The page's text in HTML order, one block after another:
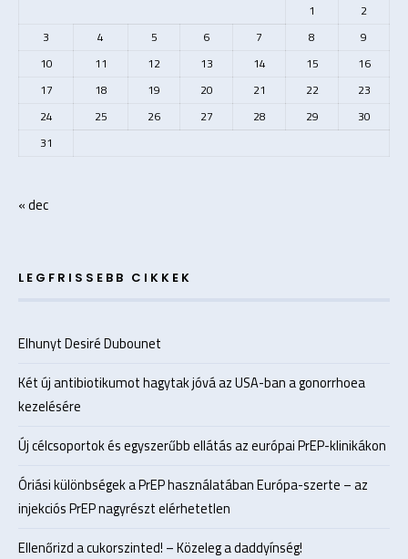
1
2
3
4 5 6 7 8
9
10
11 12 13 14 15
16
17
18 19 20 21 22
23
24
25 26 27 28 29
30
31
« dec
LEGFRISSEBB CIKKEK
Elhunyt Desiré Dubounet
Két új antibiotikumot hagytak jóvá az USA-ban a gonorrhoea
kezelésére
Új célcsoportok és egyszerűbb ellátás az európai PrEP-klinikákon
Óriási különbségek a PrEP használatában Európa-szerte – az
injekciós PrEP nagyrészt elérhetetlen
Ellenőrizd a cukorszinted! – Közeleg a daddyínség!